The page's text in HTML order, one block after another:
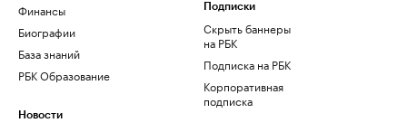
Финансы
Биографии
База знаний
РБК Образование
Новости
Подписки
Скрыть баннеры
на РБК
Подписка на РБК
Корпоративная
подписка